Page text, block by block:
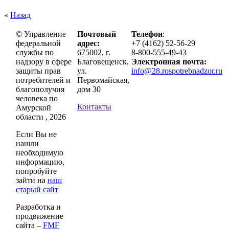
« Назад
© Управление
федеральной
службы по
надзору в сфере
защиты прав
потребителей и
благополучия
человека по
Амурской
области , 2026
Если Вы не
нашли
необходимую
информацию,
попробуйте
зайти на наш
старый сайт
Разработка и
продвижение
сайта – FMF
Почтовый
адрес:
675002, г.
Благовещенск,
ул.
Первомайская,
дом 30
Контакты
Телефон:
+7 (4162) 52-56-29
8-800-555-49-43
Электронная почта:
info@28.rospotrebnadzor.ru